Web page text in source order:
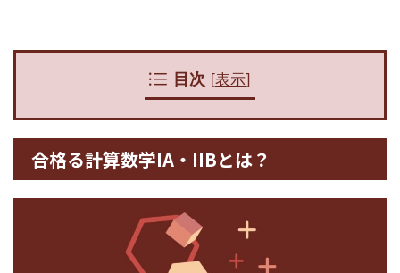
目次 [表示]
合格る計算数学IA・IIBとは？